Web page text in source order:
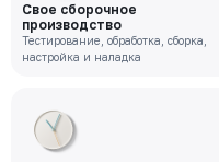
Свое сборочное
производство
Тестирование, обработка, сборка,
настройка и наладка